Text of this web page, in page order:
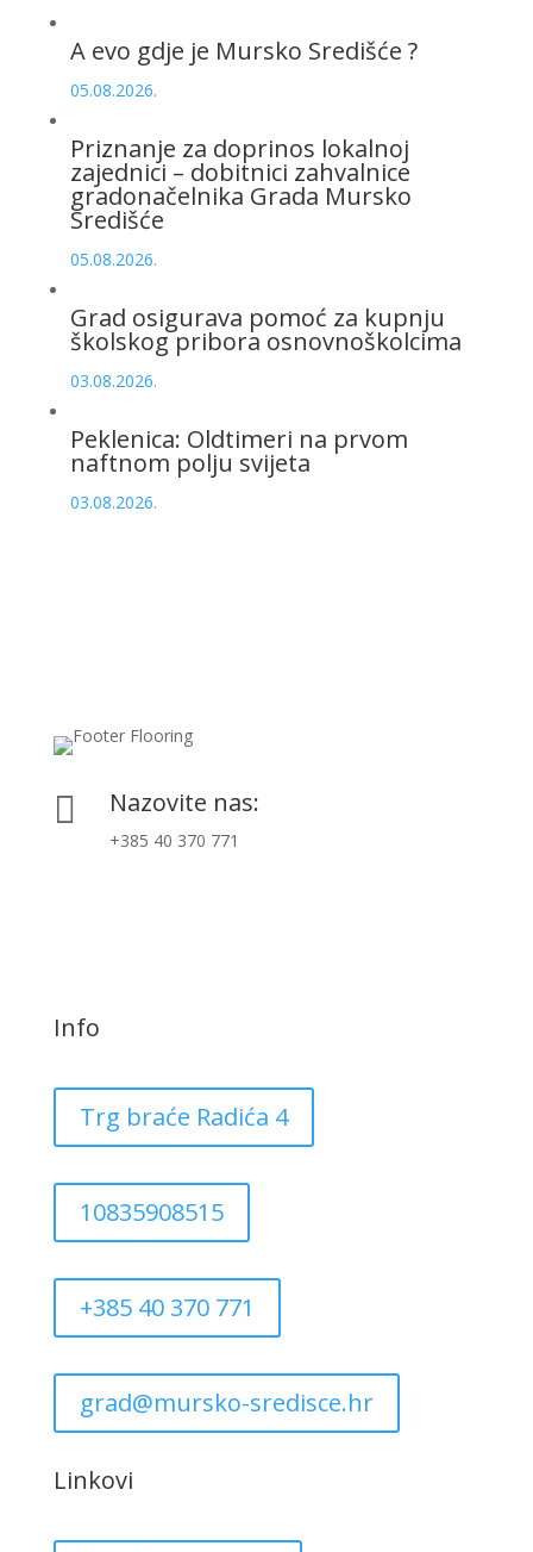
A evo gdje je Mursko Središće ?
05.08.2026.
Priznanje za doprinos lokalnoj
zajednici – dobitnici zahvalnice
gradonačelnika Grada Mursko
Središće
05.08.2026.
Grad osigurava pomoć za kupnju
školskog pribora osnovnoškolcima
03.08.2026.
Peklenica: Oldtimeri na prvom
naftnom polju svijeta
03.08.2026.
 Nazovite nas:
+385 40 370 771
Info
Trg braće Radića 4
10835908515
+385 40 370 771
grad@mursko-sredisce.hr
Linkovi